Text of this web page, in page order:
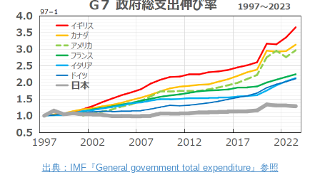
出典：IMF『General government total expenditure』参照